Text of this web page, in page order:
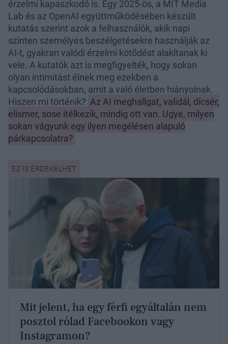
érzelmi kapaszkodó is. Egy 2025-ös, a MIT Media
Lab és az OpenAI együttműködésében készült
kutatás szerint azok a felhasználók, akik napi
szinten személyes beszélgetésekre használják az
AI-t, gyakran valódi érzelmi kötődést alakítanak ki
vele. A kutatók azt is megfigyelték, hogy sokan
olyan intimitást élnek meg ezekben a
kapcsolódásokban, amit a való életben hiányolnak.
Hiszen mi történik? Az AI meghallgat, validál, dícsér,
elismer, sose ítélkezik, mindig ott van. Ugye, milyen
sokan vágyunk egy ilyen megélésen alapuló
párkapcsolatra?
Mit jelent, ha egy férfi egyáltalán nem
posztol rólad Facebookon vagy
Instagramon?